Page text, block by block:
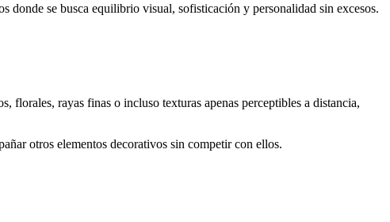
donde se busca equilibrio visual, sofisticación y personalidad sin excesos.
florales, rayas finas o incluso texturas apenas perceptibles a distancia,
otros elementos decorativos sin competir con ellos.